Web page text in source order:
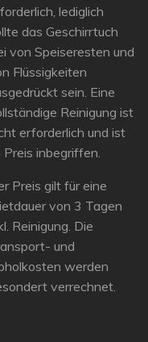
lediglich
das Geschirrtuch
von Speiseresten und
Flüssigkeiten
sein. Eine
Reinigung ist
erforderlich und ist
Preis inbegriffen.
Preis gilt für eine
von 3 Tagen
Reinigung. Die
und
werden
verrechnet.